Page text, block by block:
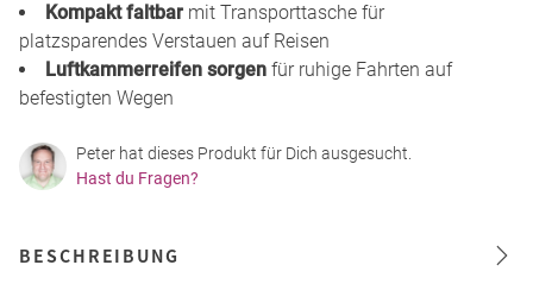
Kompakt faltbar mit Transporttasche für
platzsparendes Verstauen auf Reisen
Luftkammerreifen sorgen für ruhige Fahrten auf
befestigten Wegen
Peter hat dieses Produkt für Dich ausgesucht.
Hast du Fragen?
BESCHREIBUNG